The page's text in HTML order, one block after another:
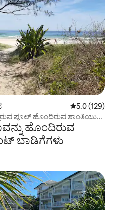
5 ರಲ್ಲಿ 5.0
5.0 (129)
ಪೂಲ್ ಹೊಂದಿರುವ ಶಾಂತಿಯುತ
ಹೊಂದಿರುವ
ಬಾಡಿಗೆಗಳು